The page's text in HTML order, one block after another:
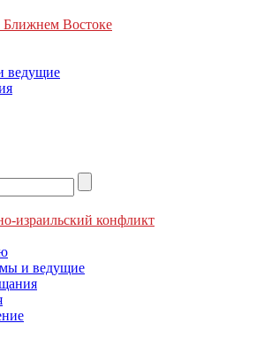
Востоке
ведущие
израильский конфликт
и ведущие